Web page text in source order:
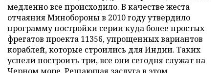
медленно все происходило. В качестве жеста
отчаяния Минобороны в 2010 году утвердило
программу постройки серии куда более простых
фрегатов проекта 11356, упрощенных вариантов
кораблей, которые строились для Индии. Таких
успели построить три, все они сегодня служат на